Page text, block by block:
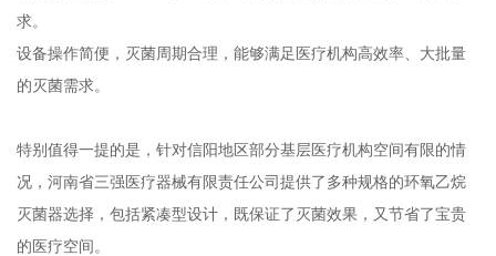
求。
设备操作简便，灭菌周期合理，能够满足医疗机构高效率、大批量
的灭菌需求。
特别值得一提的是，针对信阳地区部分基层医疗机构空间有限的情
况，河南省三强医疗器械有限责任公司提供了多种规格的环氧乙烷
灭菌器选择，包括紧凑型设计，既保证了灭菌效果，又节省了宝贵
的医疗空间。